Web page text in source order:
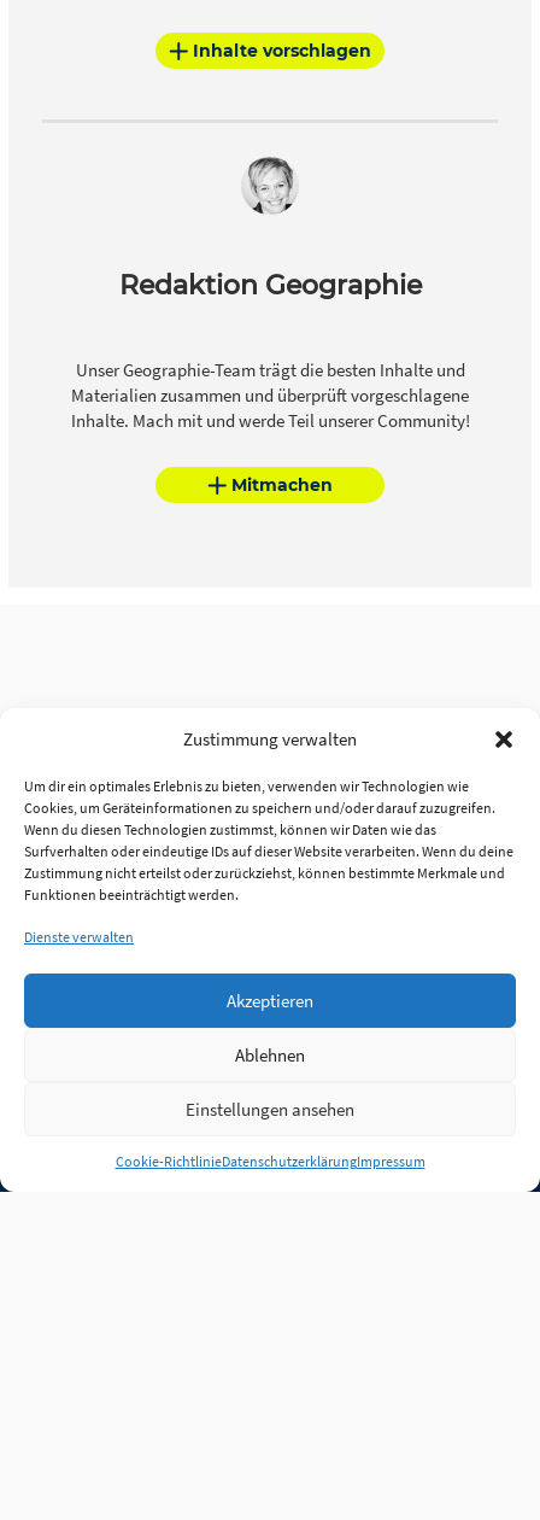
Zustimmung verwalten
Um dir ein optimales Erlebnis zu bieten, verwenden wir Technologien wie
Cookies, um Geräteinformationen zu speichern und/oder darauf zuzugreifen.
Wenn du diesen Technologien zustimmst, können wir Daten wie das
Surfverhalten oder eindeutige IDs auf dieser Website verarbeiten. Wenn du deine
Zustimmung nicht erteilst oder zurückziehst, können bestimmte Merkmale und
Funktionen beeinträchtigt werden.
Dienste verwalten
Akzeptieren
Ablehnen
Einstellungen ansehen
Cookie-RichtlinieDatenschutzerklärungImpressum
Inhalte vorschlagen
Redaktion Geographie
Unser Geographie-Team trägt die besten Inhalte und
Materialien zusammen und überprüft vorgeschlagene
Inhalte. Mach mit und werde Teil unserer Community!
Mitmachen
Anmelden
Jobs Partner FAQ Quellen